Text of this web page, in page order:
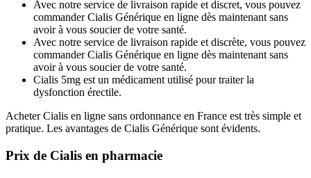
Avec notre service de livraison rapide et discret, vous pouvez
commander Cialis Générique en ligne dès maintenant sans
avoir à vous soucier de votre santé.
Avec notre service de livraison rapide et discrète, vous pouvez
commander Cialis Générique en ligne dès maintenant sans
avoir à vous soucier de votre santé.
Cialis 5mg est un médicament utilisé pour traiter la
dysfonction érectile.
Acheter Cialis en ligne sans ordonnance en France est très simple et
pratique. Les avantages de Cialis Générique sont évidents.
Prix de Cialis en pharmacie